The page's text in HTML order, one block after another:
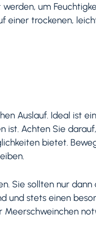
um
einer trockenen,
Auslauf. Ideal ist ein
ist. Achten Sie
bietet.
Sie sollten nur
und stets einen
Meerschweinchen